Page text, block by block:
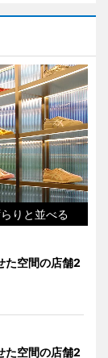
りと並べる
た空間の店舗2
た空間の店舗2